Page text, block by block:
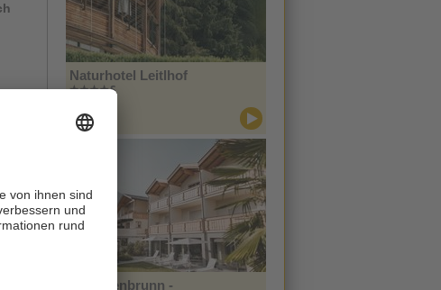
Naturhotel Leitlhof
Innichen
Im Tiefenbrunn -